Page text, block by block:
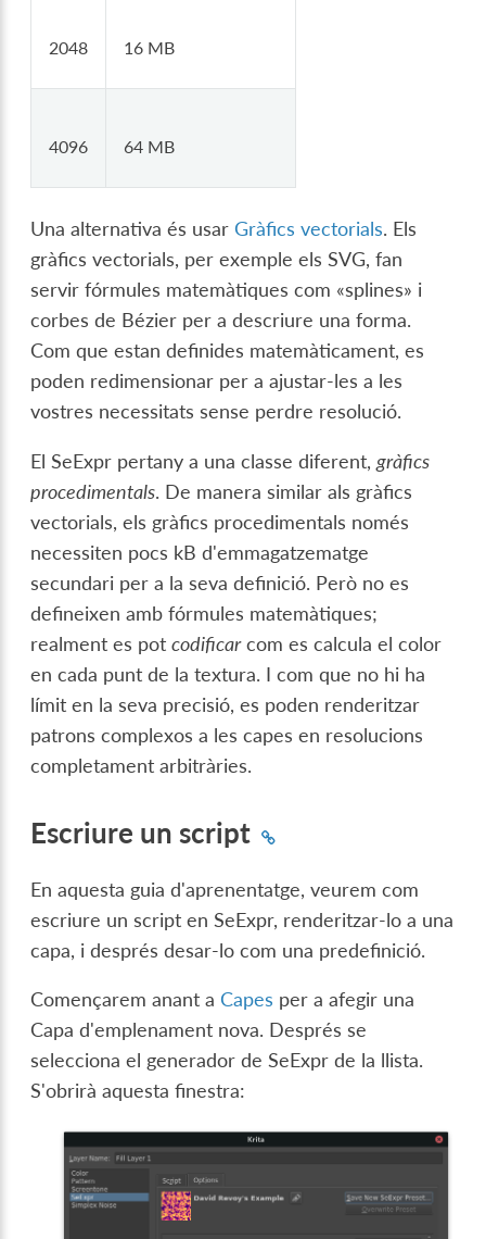
2048 16 MB
4096 64 MB
Una alternativa és usarGràfics vectorials. Els
gràfics vectorials, per exemple els SVG, fan
servir fórmules matemàtiques com «splines» i
corbes de Bézier per a descriure una forma.
Com que estan definides matemàticament, es
poden redimensionar per a ajustar-les a les
vostres necessitats sense perdre resolució.
El SeExpr pertany a una classe diferent,gràfics
procedimentals. De manera similar als gràfics
vectorials, els gràfics procedimentals només
necessiten pocs kB d'emmagatzematge
secundari per a la seva definició. Però no es
defineixen amb fórmules matemàtiques;
realment es potcodificarcom es calcula el color
en cada punt de la textura. I com que no hi ha
límit en la seva precisió, es poden renderitzar
patrons complexos a les capes en resolucions
completament arbitràries.
Escriure un script
En aquesta guia d'aprenentatge, veurem com
escriure un script en SeExpr, renderitzar-lo a una
capa, i després desar-lo com una predefinició.
Començarem anant aCapes per a afegir una
Capa d'emplenament nova. Després se
selecciona el generador de SeExpr de la llista.
S'obrirà aquesta finestra: